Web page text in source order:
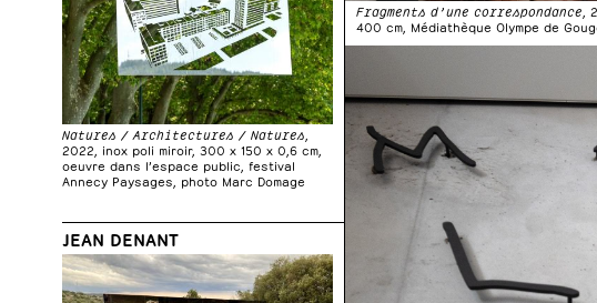
Natures / Architectures / Natures,
2022, inox poli miroir, 300 x 150 x 0,6 cm,
oeuvre dans l’espace public, festival
Annecy Paysages, photo Marc Domage
JEAN DENANT
Fragments d’une correspondance ,
400 cm, Médiathèque Olympe de